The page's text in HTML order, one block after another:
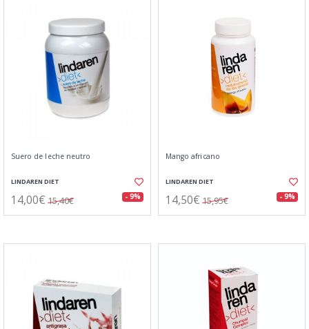
Suero de leche neutro
LINDAREN DIET
14,00€ 15,40€ - 9%
Mango africano
LINDAREN DIET
14,50€ 15,95€ - 9%